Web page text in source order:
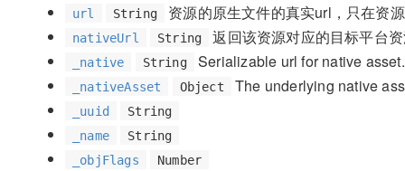
url String 资源的原生文件的真实url，只在资
nativeUrl String 返回该资源对应的目标平台
_native String Serializable url for native asset.
_nativeAsset Object The underlying native
_uuid
String
_name
String
_objFlags
Number